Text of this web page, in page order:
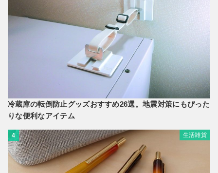
冷蔵庫の転倒防止グッズおすすめ26選。地震対策にもぴった
りな便利なアイテム
4 生活雑貨